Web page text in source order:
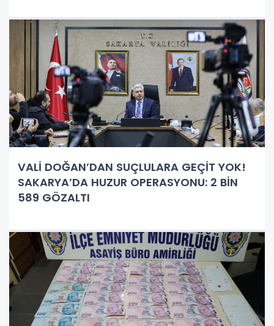
VALİ DOĞAN’DAN SUÇLULARA GEÇİT YOK!
SAKARYA’DA HUZUR OPERASYONU: 2 BİN
589 GÖZALTI